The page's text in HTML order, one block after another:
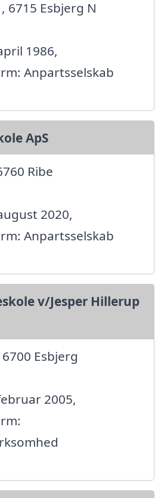
6715 Esbjerg N
1986,
Anpartsselskab
ApS
Ribe
2020,
Anpartsselskab
v/Jesper Hillerup
Esbjerg
2005,